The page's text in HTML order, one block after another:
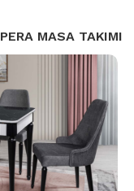
PERA MASA TAKIMI